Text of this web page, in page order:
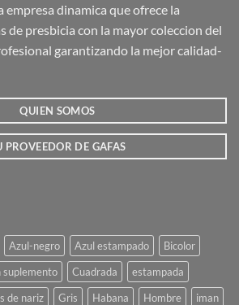
opciones
elegir
de
empresa dinamica que ofrece la
de presbicia con la mayor coleccion del
garantizando la mejor calidad-
QUIEN SOMOS
PROVEEDOR DE GAFAS
Azul-negro Azul estampado
Bicolor
suplemento Cuadrada
estampada
de nariz Gris Habana Hombre
iman